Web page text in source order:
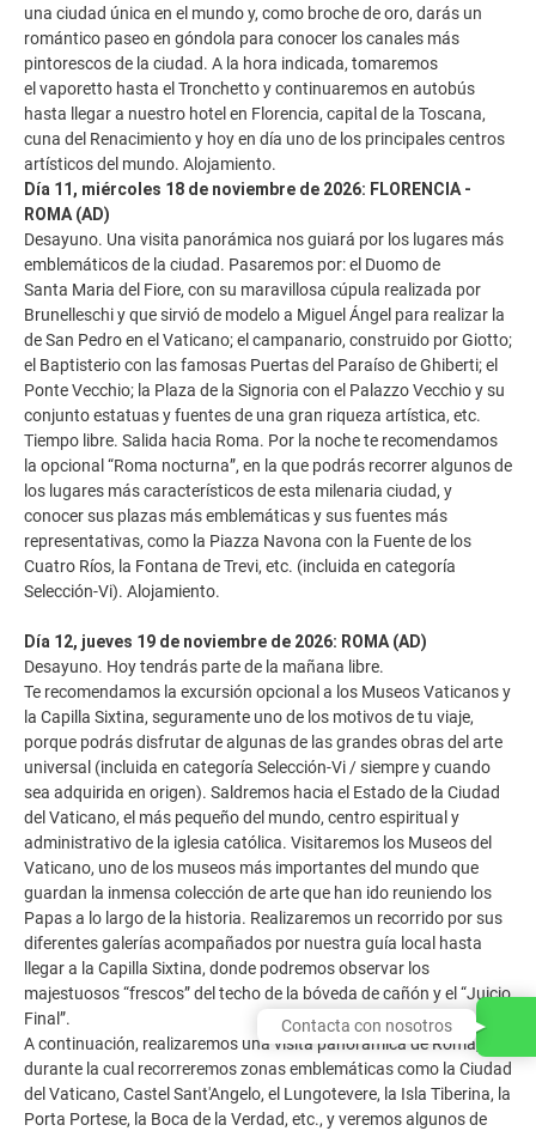
una ciudad única en el mundo y, como broche de oro, darás un
romántico paseo en góndola para conocer los canales más
pintorescos de la ciudad. A la hora indicada, tomaremos
el vaporetto hasta el Tronchetto y continuaremos en autobús
hasta llegar a nuestro hotel en Florencia, capital de la Toscana,
cuna del Renacimiento y hoy en día uno de los principales centros
artísticos del mundo. Alojamiento.
Día 11, miércoles 18 de noviembre de 2026: FLORENCIA -
ROMA (AD)
Desayuno. Una visita panorámica nos guiará por los lugares más
emblemáticos de la ciudad. Pasaremos por: el Duomo de
Santa Maria del Fiore, con su maravillosa cúpula realizada por
Brunelleschi y que sirvió de modelo a Miguel Ángel para realizar la
de San Pedro en el Vaticano; el campanario, construido por Giotto;
el Baptisterio con las famosas Puertas del Paraíso de Ghiberti; el
Ponte Vecchio; la Plaza de la Signoria con el Palazzo Vecchio y su
conjunto estatuas y fuentes de una gran riqueza artística, etc.
Tiempo libre. Salida hacia Roma. Por la noche te recomendamos
la opcional “Roma nocturna”, en la que podrás recorrer algunos de
los lugares más característicos de esta milenaria ciudad, y
conocer sus plazas más emblemáticas y sus fuentes más
representativas, como la Piazza Navona con la Fuente de los
Cuatro Ríos, la Fontana de Trevi, etc. (incluida en categoría
Selección-Vi). Alojamiento.
Día 12, jueves 19 de noviembre de 2026: ROMA (AD)
Desayuno. Hoy tendrás parte de la mañana libre.
Te recomendamos la excursión opcional a los Museos Vaticanos y
la Capilla Sixtina, seguramente uno de los motivos de tu viaje,
porque podrás disfrutar de algunas de las grandes obras del arte
universal (incluida en categoría Selección-Vi / siempre y cuando
sea adquirida en origen). Saldremos hacia el Estado de la Ciudad
del Vaticano, el más pequeño del mundo, centro espiritual y
administrativo de la iglesia católica. Visitaremos los Museos del
Vaticano, uno de los museos más importantes del mundo que
guardan la inmensa colección de arte que han ido reuniendo los
Papas a lo largo de la historia. Realizaremos un recorrido por sus
diferentes galerías acompañados por nuestra guía local hasta
llegar a la Capilla Sixtina, donde podremos observar los
majestuosos “frescos” del techo de la bóveda de cañón y el “Juicio
Final”.
A continuación, realizaremos una visita panorámica de Roma,
durante la cual recorreremos zonas emblemáticas como la Ciudad
del Vaticano, Castel Sant'Angelo, el Lungotevere, la Isla Tiberina, la
Porta Portese, la Boca de la Verdad, etc., y veremos algunos de
Contacta con nosotros